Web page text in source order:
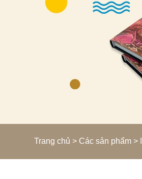
Trang chủ > Các sản phẩm >